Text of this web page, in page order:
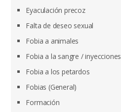
Eyaculación precoz
Falta de deseo sexual
Fobia a animales
Fobia a la sangre / inyecciones
Fobia a los petardos
Fobias (General)
Formación